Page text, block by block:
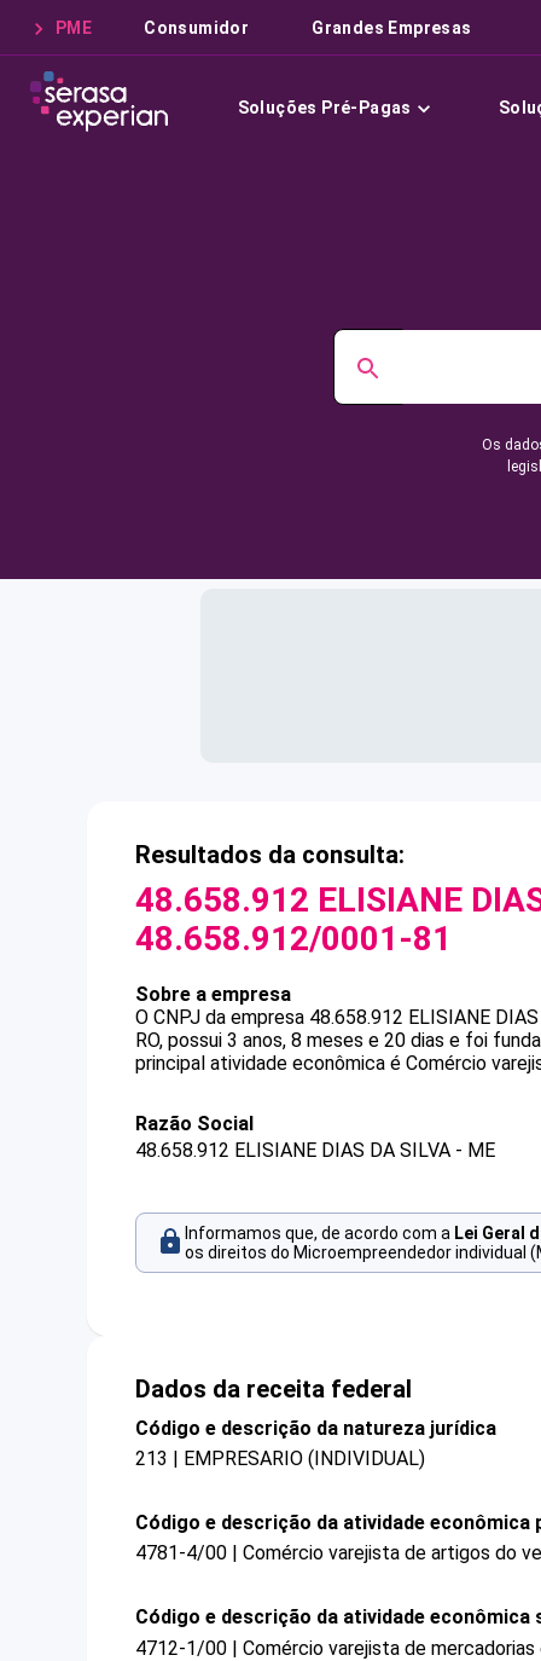
PME Consumidor Grandes Empresas
Soluções Pré-Pagas
Os
Resultados da consulta:
48.658.912 ELISIANE
48.658.912/0001-81
Sobre a empresa
O CNPJ da empresa 48.658.912 ELISIANE
RO, possui 3 anos, 8 meses e 20 dias e foi
principal atividade econômica é Comércio
Razão Social
48.658.912 ELISIANE DIAS DA SILVA - ME
Informamos que, de acordo com a Lei Geral
os direitos do Microempreendedor individual
Dados da receita federal
Código e descrição da natureza jurídica
213 | EMPRESARIO (INDIVIDUAL)
Código e descrição da atividade econômica
4781-4/00 | Comércio varejista de artigos do
Código e descrição da atividade econômica
4712-1/00 | Comércio varejista de